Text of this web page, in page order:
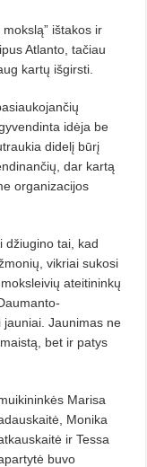
ištakos ir
Atlanto, tačiau
kartų išgirsti.
idėja be
didelį būrį
dar kartą
organizacijos
džiugino tai, kad
vikriai sukosi
ateitininkų
jauniai. Jaunimas ne
bet ir patys
Marisa
Monika
ir Tessa
buvo